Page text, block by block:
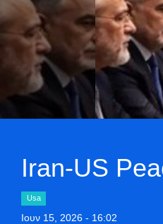
Iran-US
Usa
Ιουν 15, 2026 - 16:02